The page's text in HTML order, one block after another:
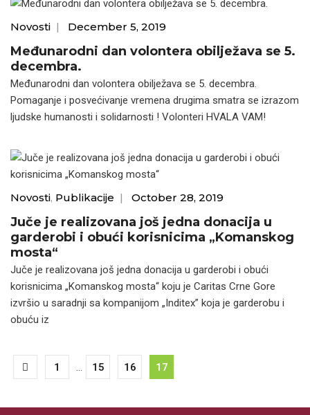
Novosti | December 5, 2019
Međunarodni dan volontera obilježava se 5.
decembra.
Međunarodni dan volontera obilježava se 5. decembra.
Pomaganje i posvećivanje vremena drugima smatra se izrazom
ljudske humanosti i solidarnosti ! Volonteri HVALA VAM!
Novosti, Publikacije | October 28, 2019
Juče je realizovana još jedna donacija u
garderobi i obući korisnicima „Komanskog
mosta“
Juče je realizovana još jedna donacija u garderobi i obući
korisnicima „Komanskog mosta“ koju je Caritas Crne Gore
izvršio u saradnji sa kompanijom „Inditex” koja je garderobu i
obuću iz
1 ... 15 16 17